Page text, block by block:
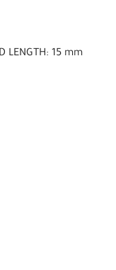
LENGTH: 15 mm